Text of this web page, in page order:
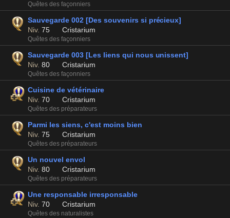
Quêtes des façonniers
Sauvegarde 002 [Des souvenirs si précieux]
Niv. 75 Cristarium
Quêtes des façonniers
Sauvegarde 003 [Les liens qui nous unissent]
Niv. 80 Cristarium
Quêtes des façonniers
Cuisine de vétérinaire
Niv. 70 Cristarium
Quêtes des préparateurs
Parmi les siens, c'est moins bien
Niv. 75 Cristarium
Quêtes des préparateurs
Un nouvel envol
Niv. 80 Cristarium
Quêtes des préparateurs
Une responsable irresponsable
Niv. 70 Cristarium
Quêtes des naturalistes